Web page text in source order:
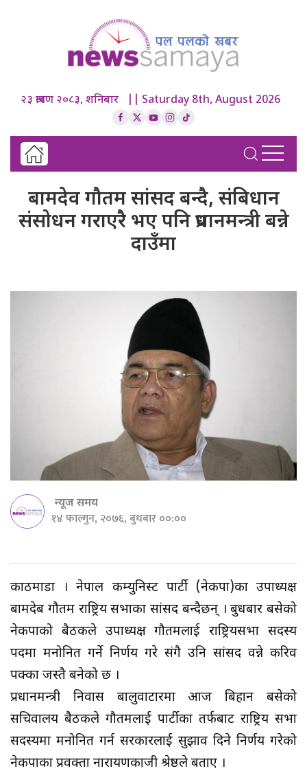
२३ श्रावण २०८३, शनिबार || Saturday 8th, August 2026
बामदेव गौतम सांसद बन्दै, संबिधान
संसोधन गराएरै भए पनि प्रधानमन्त्री बन्ने
दाउँमा
न्यूज समय
१४ फाल्गुन, २०७६, बुधबार ००:००
काठमाडौं । नेपाल कम्युनिस्ट पार्टी (नेकपा)का उपाध्यक्ष
बामदेब गौतम राष्ट्रिय सभाका सांसद बन्दैछन् । बुधबार बसेको
नेकपाको बैठकले उपाध्यक्ष गौतमलाई राष्ट्रियसभा सदस्य
पदमा मनोनित गर्ने निर्णय गरे संगै उनि सांसद वन्ने करिव
पक्का जस्तै बनेको छ ।
प्रधानमन्त्री निवास बालुवाटारमा आज बिहान बसेको
सचिवालय बैठकले गौतमलाई पार्टीका तर्फबाट राष्ट्रिय सभा
सदस्यमा मनोनित गर्न सरकारलाई सुझाव दिने निर्णय गरेको
नेकपाका प्रवक्ता नारायणकाजी श्रेष्ठले बताए ।